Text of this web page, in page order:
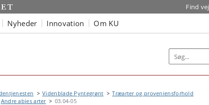
Find vej
Nyheder Innovation Om KU
Videnblade Pyntegrønt
Træarter og proveniensforhold
Andre abies arter
03.04-05